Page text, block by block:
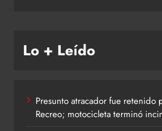
Lo + Leído
Presunto atracador fue retenido
Recreo; motocicleta terminó